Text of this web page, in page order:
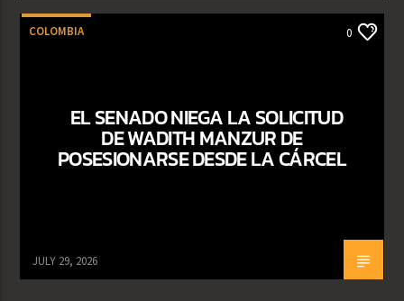
COLOMBIA 0
EL SENADO NIEGA LA SOLICITUD
DE WADITH MANZUR DE
POSESIONARSE DESDE LA CÁRCEL
JULY 29, 2026